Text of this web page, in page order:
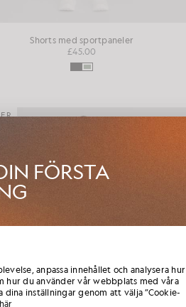
Shorts med sportpaneler
£45.00
FÖRSTA
samt en exklusiv välkomstkod
anpassa innehållet och analysera hur
hur du använder vår webbplats med våra
inställningar genom att välja ”Cookie-